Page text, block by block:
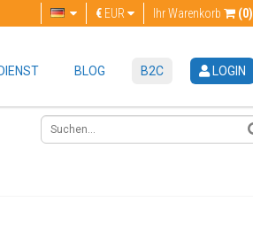
Ihr Warenkorb (0)
€ EUR
BLOG B2C LOGIN